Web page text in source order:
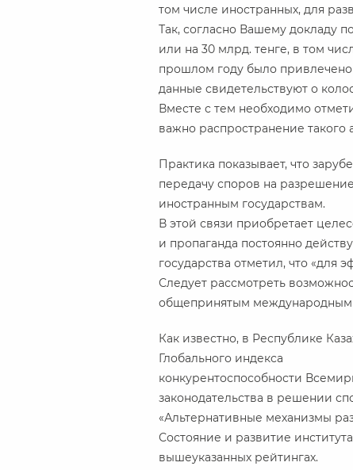
том числе иностранных, для
Так, согласно Вашему докладу
или на 30 млрд. тенге, в том
прошлом году было привлечено
данные свидетельствуют о
Вместе с тем необходимо
важно распространение такого
Практика показывает, что
передачу споров на
иностранным государствам.
В этой связи приобретает
и пропаганда постоянно
государства отметил, что
Следует рассмотреть
общепринятым международным
Как известно, в Республике
Глобального индекса
конкурентоспособности
законодательства в решении
«Альтернативные механизмы
Состояние и развитие
вышеуказанных рейтингах.